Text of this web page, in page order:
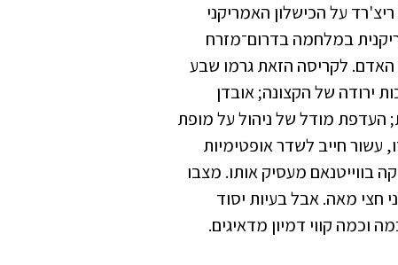
על הכישלון האמריקני
במלחמה בדרום־מזרח
לקריסה הזאת גרמו שבע
ירודה של הקצונה; אובדן
העדפת מודל של ניהול על מופת
חייב לשדר אופטימיות
בווייטנאם מעסיק אותו. מצבו
חצי מאה. אבל בעיות יסוד
וכמה קווי דמיון מדאיגים.